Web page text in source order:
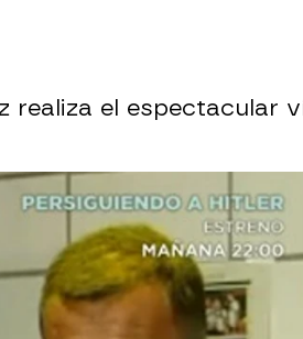
realiza el espectacular